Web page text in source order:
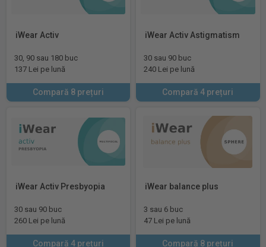
iWear Activ
30, 90 sau 180 buc
137 Lei pe lună
Compară 8 prețuri
iWear Activ Astigmatism
30 sau 90 buc
240 Lei pe lună
Compară 4 prețuri
iWear Activ Presbyopia
30 sau 90 buc
260 Lei pe lună
Compară 4 prețuri
iWear balance plus
3 sau 6 buc
47 Lei pe lună
Compară 8 prețuri